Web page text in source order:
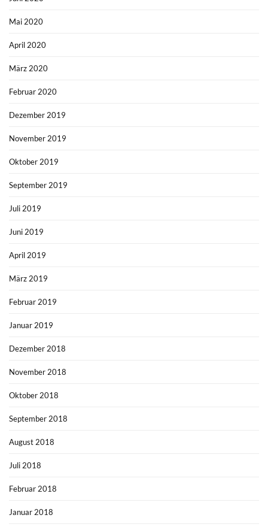
Mai 2020
April 2020
März 2020
Februar 2020
Dezember 2019
November 2019
Oktober 2019
September 2019
Juli 2019
Juni 2019
April 2019
März 2019
Februar 2019
Januar 2019
Dezember 2018
November 2018
Oktober 2018
September 2018
August 2018
Juli 2018
Februar 2018
Januar 2018